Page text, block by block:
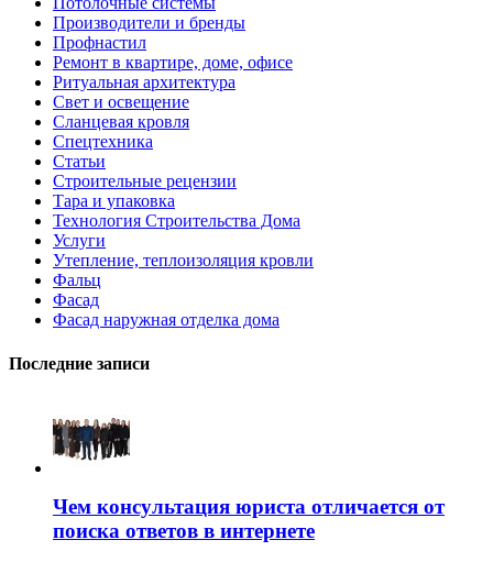
Производители и бренды
Профнастил
Ремонт в квартире, доме, офисе
Ритуальная архитектура
Свет и освещение
Сланцевая кровля
Спецтехника
Статьи
Строительные рецензии
Тара и упаковка
Технология Строительства Дома
Услуги
Утепление, теплоизоляция кровли
Фальц
Фасад
Фасад наружная отделка дома
Последние записи
Чем консультация юриста отличается от
поиска ответов в интернете